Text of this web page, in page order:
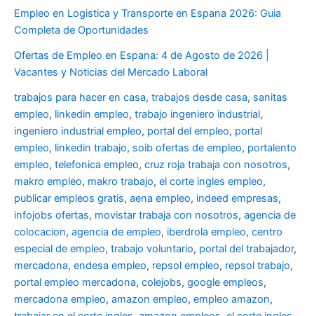
Empleo en Logistica y Transporte en Espana 2026: Guia
Completa de Oportunidades
Ofertas de Empleo en Espana: 4 de Agosto de 2026 |
Vacantes y Noticias del Mercado Laboral
trabajos para hacer en casa, trabajos desde casa, sanitas
empleo, linkedin empleo, trabajo ingeniero industrial,
ingeniero industrial empleo, portal del empleo, portal
empleo, linkedin trabajo, soib ofertas de empleo, portalento
empleo, telefonica empleo, cruz roja trabaja con nosotros,
makro empleo, makro trabajo, el corte ingles empleo,
publicar empleos gratis, aena empleo, indeed empresas,
infojobs ofertas, movistar trabaja con nosotros, agencia de
colocacion, agencia de empleo, iberdrola empleo, centro
especial de empleo, trabajo voluntario, portal del trabajador,
mercadona, endesa empleo, repsol empleo, repsol trabajo,
portal empleo mercadona, colejobs, google empleos,
mercadona empleo, amazon empleo, empleo amazon,